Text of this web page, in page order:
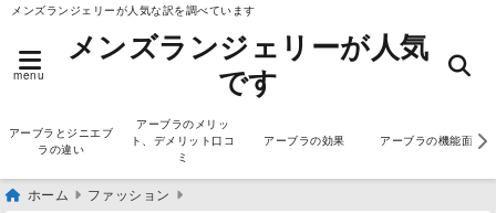
メンズランジェリーが人気な訳を調べています
menu
メンズランジェリーが人気
です
アーブラとジニエブ
ラの違い
アーブラのメリッ
ト、デメリット口コ
ミ
アーブラの効果 アーブラの機能面
ホーム ファッション